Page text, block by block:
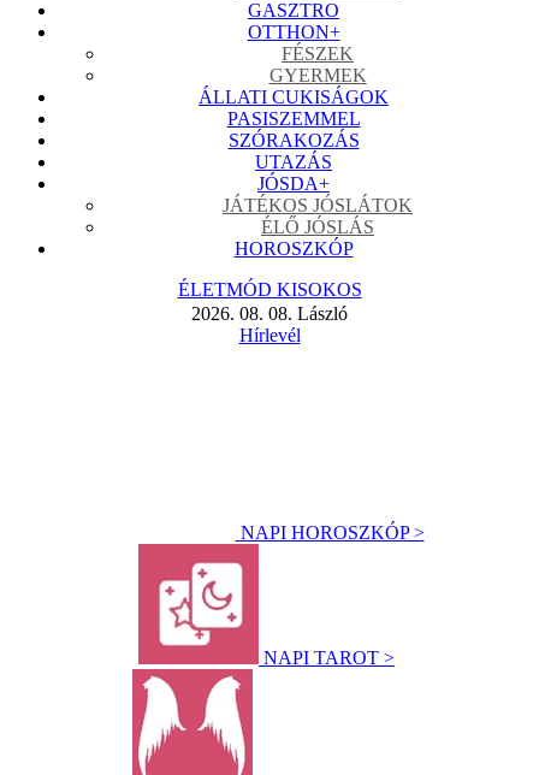
GASZTRO
OTTHON+
FÉSZEK
GYERMEK
ÁLLATI CUKISÁGOK
PASISZEMMEL
SZÓRAKOZÁS
UTAZÁS
JÓSDA+
JÁTÉKOS JÓSLÁTOK
ÉLŐ JÓSLÁS
HOROSZKÓP
ÉLETMÓD KISOKOS
2026. 08. 08. László
Hírlevél
NAPI HOROSZKÓP >
NAPI TAROT >